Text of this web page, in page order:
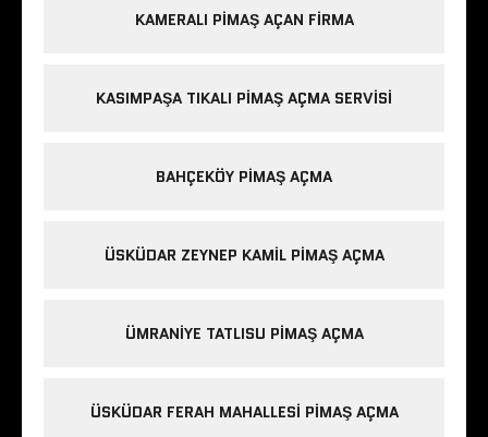
KAMERALI PIMAŞ AÇAN FIRMA
KASIMPAŞA TIKALI PIMAŞ AÇMA SERVISI
BAHÇEKÖY PIMAŞ AÇMA
ÜSKÜDAR ZEYNEP KAMIL PIMAŞ AÇMA
ÜMRANIYE TATLISU PIMAŞ AÇMA
ÜSKÜDAR FERAH MAHALLESI PIMAŞ AÇMA